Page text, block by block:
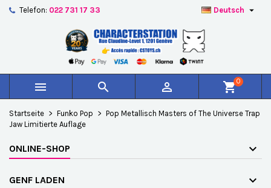
Telefon: 022 731 17 33 Deutsch 
   shopping_cart0
Startseite Funko Pop
Pop Metallisch Masters of The Universe Trap
Jaw Limitierte Auflage
ONLINE-SHOP
GENF LADEN
Create new list
Name der Wunschliste
Abbrechen Wunschliste erstellen
Sie müssen angemeldet sein, um Artikel Ihrer
Wunschliste hinzufügen zu können.